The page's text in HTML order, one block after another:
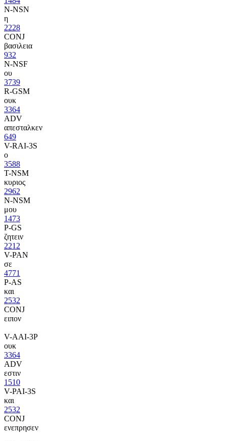
N-NSN
η
2228
CONJ
βασιλεια
932
N-NSF
ου
3739
R-GSM
ουκ
3364
ADV
απεσταλκεν
649
V-RAI-3S
ο
3588
T-NSM
κυριος
2962
N-NSM
μου
1473
P-GS
ζητειν
2212
V-PAN
σε
4771
P-AS
και
2532
CONJ
ειπον
V-AAI-3P
ουκ
3364
ADV
εστιν
1510
V-PAI-3S
και
2532
CONJ
ενεπρησεν